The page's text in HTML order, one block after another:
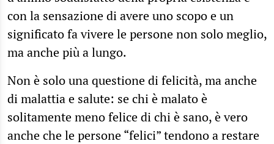
con la sensazione di avere uno scopo e un
significato fa vivere le persone non solo meglio,
ma anche più a lungo.
Non è solo una questione di felicità, ma anche
di malattia e salute: se chi è malato è
solitamente meno felice di chi è sano, è vero
anche che le persone “felici” tendono a restare